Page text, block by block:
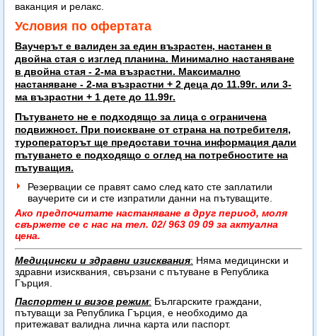
ваканция и релакс.
Условия по офертата
Ваучерът е валиден за един възрастен, настанен в
двойна стая с изглед планина. Минимално настаняване
в двойна стая - 2-ма възрастни. Максимално
настаняване - 2-ма възрастни + 2 деца до 11.99г. или 3-
ма възрастни + 1 дете до 11.99г.
Пътуването не е подходящо за лица с ограничена
подвижност. При поискване от страна на потребителя,
туроператорът ще предостави точна информация дали
пътуването е подходящо с оглед на потребностите на
пътуващия.
Резервации се правят само след като сте заплатили
ваучерите си и сте изпратили данни на пътуващите.
Ако предпочитате настаняване в друг период, моля
свържете се с нас на тел. 02/ 963 09 09 за актуална
цена.
Медицински и здравни изисквания: Няма медицински и
здравни изисквания, свързани с пътуване в Република
Гърция.
Паспортен и визов режим: Българските граждани,
пътуващи за Република Гърция, е необходимо да
притежават валидна лична карта или паспорт.